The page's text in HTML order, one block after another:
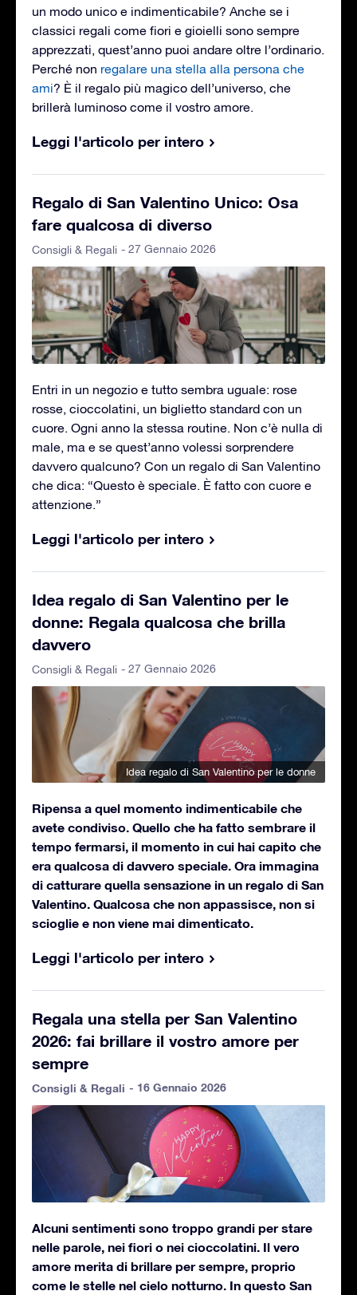
un modo unico e indimenticabile? Anche se i
classici regali come fiori e gioielli sono sempre
apprezzati, quest’anno puoi andare oltre l’ordinario.
Perché non regalare una stella alla persona che
ami? È il regalo più magico dell’universo, che
brillerà luminoso come il vostro amore.
Leggi l'articolo per intero
Regalo di San Valentino Unico: Osa
fare qualcosa di diverso
Consigli & Regali - 27 Gennaio 2026
Entri in un negozio e tutto sembra uguale: rose
rosse, cioccolatini, un biglietto standard con un
cuore. Ogni anno la stessa routine. Non c’è nulla di
male, ma e se quest’anno volessi sorprendere
davvero qualcuno? Con un regalo di San Valentino
che dica: “Questo è speciale. È fatto con cuore e
attenzione.”
Leggi l'articolo per intero
Idea regalo di San Valentino per le
donne: Regala qualcosa che brilla
davvero
Consigli & Regali - 27 Gennaio 2026
Idea regalo di San Valentino per le donne
Ripensa a quel momento indimenticabile che
avete condiviso. Quello che ha fatto sembrare il
tempo fermarsi, il momento in cui hai capito che
era qualcosa di davvero speciale. Ora immagina
di catturare quella sensazione in un regalo di San
Valentino. Qualcosa che non appassisce, non si
scioglie e non viene mai dimenticato.
Leggi l'articolo per intero
Regala una stella per San Valentino
2026: fai brillare il vostro amore per
sempre
Consigli & Regali - 16 Gennaio 2026
Alcuni sentimenti sono troppo grandi per stare
nelle parole, nei fiori o nei cioccolatini. Il vero
amore merita di brillare per sempre, proprio
come le stelle nel cielo notturno. In questo San